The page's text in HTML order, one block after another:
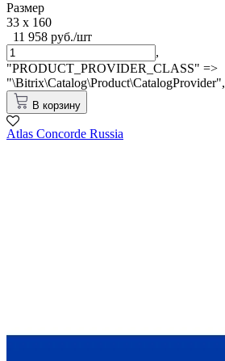
Размер
33 x 160
11 958 руб./шт
,
"PRODUCT_PROVIDER_CLASS" =>
"\Bitrix\Catalog\Product\CatalogProvider",
В корзину
Atlas Concorde Russia